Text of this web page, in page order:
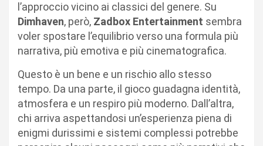
l’approccio vicino ai classici del genere. Su
Dimhaven, però, Zadbox Entertainment sembra
voler spostare l’equilibrio verso una formula più
narrativa, più emotiva e più cinematografica.
Questo è un bene e un rischio allo stesso
tempo. Da una parte, il gioco guadagna identità,
atmosfera e un respiro più moderno. Dall’altra,
chi arriva aspettandosi un’esperienza piena di
enigmi durissimi e sistemi complessi potrebbe